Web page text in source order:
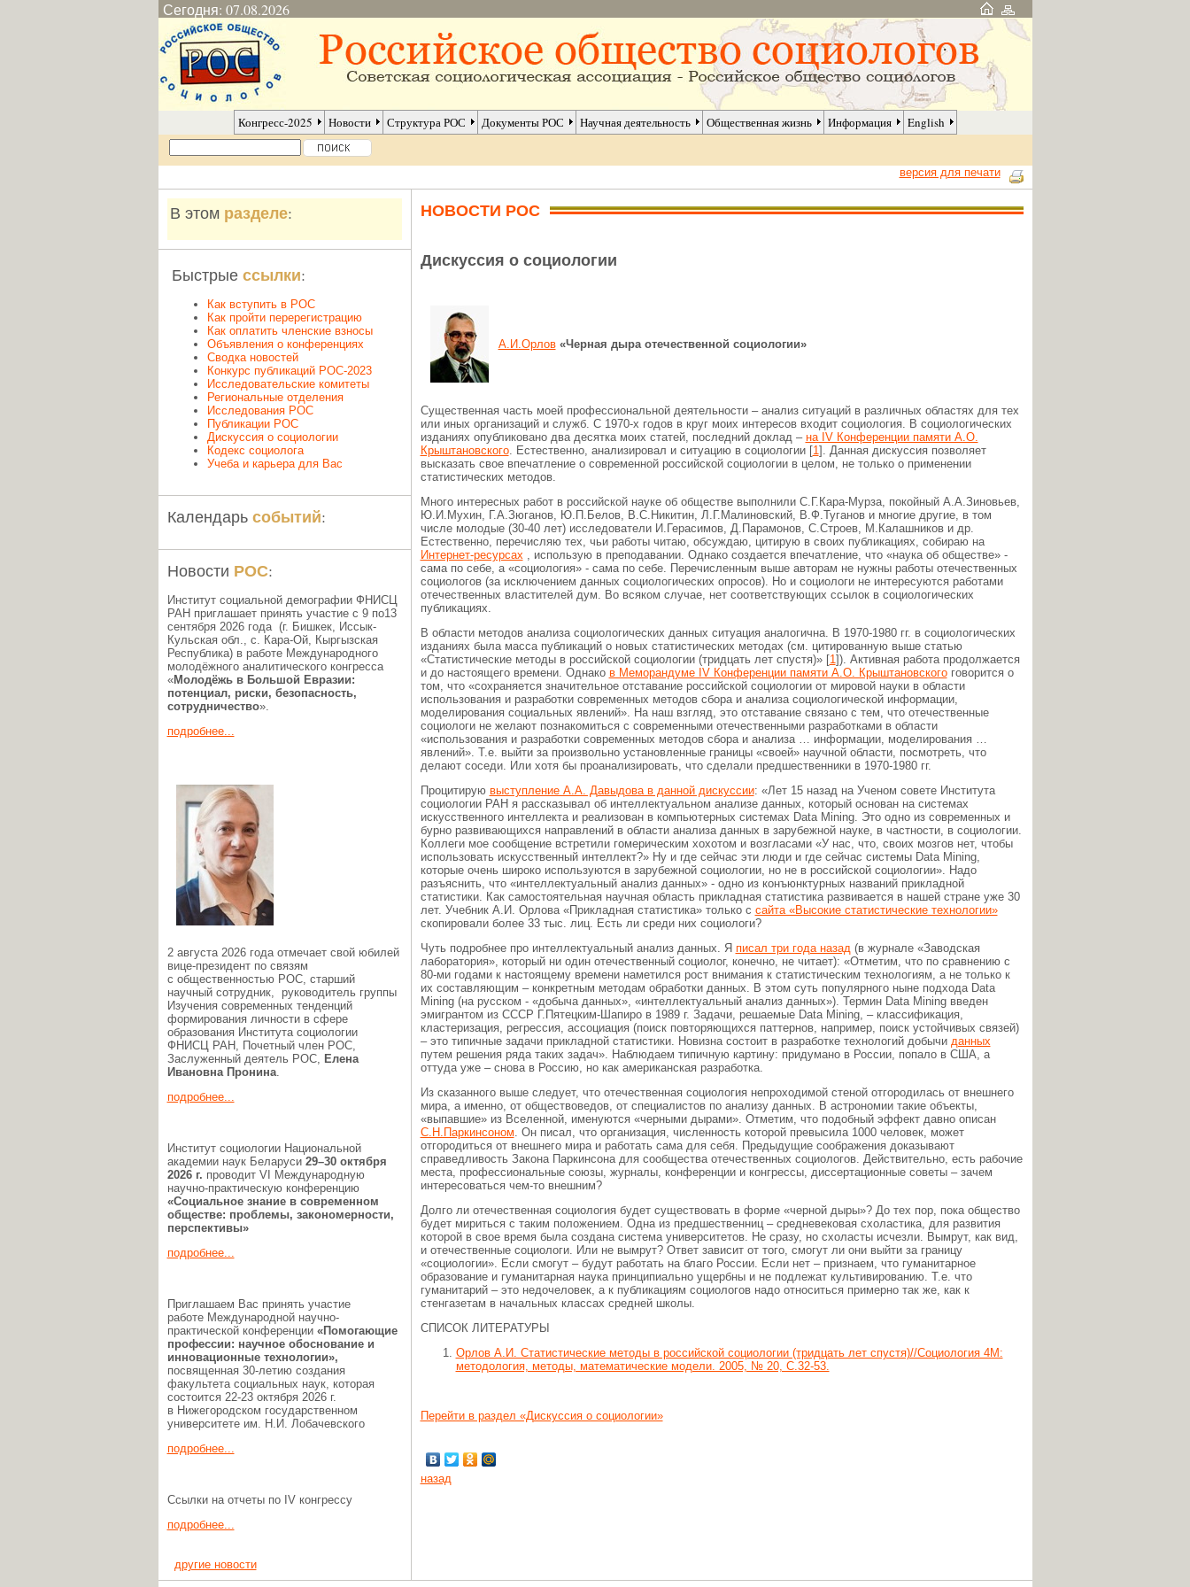
Сегодня: 07.08.2026
Конгресс-2025 Новости Структура РОС Документы РОС Научная деятельность Общественная жизнь Информация English
версия для печати
В этом разделе:
Быстрые ссылки:
Как вступить в РОС
Как пройти перерегистрацию
Как оплатить членские взносы
Объявления о конференциях
Сводка новостей
Конкурс публикаций РОС-2023
Исследовательские комитеты
Региональные отделения
Исследования РОС
Публикации РОС
Дискуссия о социологии
Кодекс социолога
Учеба и карьера для Вас
Календарь событий:
Новости РОС:
Институт социальной демографии ФНИСЦ
РАН приглашает принять участие с 9 по13
сентября 2026 года (г. Бишкек, Иссык-
Кульская обл., c. Кара-Ой, Кыргызская
Республика) в работе Международного
молодёжного аналитического конгресса
«Молодёжь в Большой Евразии:
потенциал, риски, безопасность,
сотрудничество».
подробнее...
2 августа 2026 года отмечает свой юбилей
вице-президент по связям
с общественностью РОС, старший
научный сотрудник, руководитель группы
Изучения современных тенденций
формирования личности в сфере
образования Института социологии
ФНИСЦ РАН, Почетный член РОС,
Заслуженный деятель РОС, Елена
Ивановна Пронина.
подробнее...
Институт социологии Национальной
академии наук Беларуси 29–30 октября
2026 г. проводит VI Международную
научно-практическую конференцию
«Социальное знание в современном
обществе: проблемы, закономерности,
перспективы»
подробнее...
Приглашаем Вас принять участие
работе Международной научно-
практической конференции «Помогающие
профессии: научное обоснование и
инновационные технологии»,
посвященная 30-летию создания
факультета социальных наук, которая
состоится 22-23 октября 2026 г.
в Нижегородском государственном
университете им. Н.И. Лобачевского
подробнее...
Ссылки на отчеты по IV конгрессу
подробнее...
другие новости
НОВОСТИ РОС
Дискуссия о социологии
А.И.Орлов «Черная дыра отечественной социологии»
Существенная часть моей профессиональной деятельности – анализ ситуаций в различных областях для тех
или иных организаций и служб. С 1970-х годов в круг моих интересов входит социология. В социологических
изданиях опубликовано два десятка моих статей, последний доклад – на IV Конференции памяти А.О.
Крыштановского. Естественно, анализировал и ситуацию в социологии [1]. Данная дискуссия позволяет
высказать свое впечатление о современной российской социологии в целом, не только о применении
статистических методов.
Много интересных работ в российской науке об обществе выполнили С.Г.Кара-Мурза, покойный А.А.Зиновьев,
Ю.И.Мухин, Г.А.Зюганов, Ю.П.Белов, В.С.Никитин, Л.Г.Малиновский, В.Ф.Туганов и многие другие, в том
числе молодые (30-40 лет) исследователи И.Герасимов, Д.Парамонов, С.Строев, М.Калашников и др.
Естественно, перечисляю тех, чьи работы читаю, обсуждаю, цитирую в своих публикациях, собираю на
Интернет-ресурсах, использую в преподавании. Однако создается впечатление, что «наука об обществе» -
сама по себе, а «социология» - сама по себе. Перечисленным выше авторам не нужны работы отечественных
социологов (за исключением данных социологических опросов). Но и социологи не интересуются работами
отечественных властителей дум. Во всяком случае, нет соответствующих ссылок в социологических
публикациях.
В области методов анализа социологических данных ситуация аналогична. В 1970-1980 гг. в социологических
изданиях была масса публикаций о новых статистических методах (см. цитированную выше статью
«Статистические методы в российской социологии (тридцать лет спустя)» [1]). Активная работа продолжается
и до настоящего времени. Однако в Меморандуме IV Конференции памяти А.О. Крыштановскогоговорится о
том, что «сохраняется значительное отставание российской социологии от мировой науки в области
использования и разработки современных методов сбора и анализа социологической информации,
моделирования социальных явлений». На наш взгляд, это отставание связано с тем, что отечественные
социологи не желают познакомиться с современными отечественными разработками в области
«использования и разработки современных методов сбора и анализа … информации, моделирования …
явлений». Т.е. выйти за произвольно установленные границы «своей» научной области, посмотреть, что
делают соседи. Или хотя бы проанализировать, что сделали предшественники в 1970-1980 гг.
Процитирую выступление А.А. Давыдова в данной дискуссии: «Лет 15 назад на Ученом совете Института
социологии РАН я рассказывал об интеллектуальном анализе данных, который основан на системах
искусственного интеллекта и реализован в компьютерных системах Data Mining. Это одно из современных и
бурно развивающихся направлений в области анализа данных в зарубежной науке, в частности, в социологии.
Коллеги мое сообщение встретили гомерическим хохотом и возгласами «У нас, что, своих мозгов нет, чтобы
использовать искусственный интеллект?» Ну и где сейчас эти люди и где сейчас системы Data Mining,
которые очень широко используются в зарубежной социологии, но не в российской социологии». Надо
разъяснить, что «интеллектуальный анализ данных» - одно из конъюнктурных названий прикладной
статистики. Как самостоятельная научная область прикладная статистика развивается в нашей стране уже 30
лет. Учебник А.И. Орлова «Прикладная статистика» только с сайта «Высокие статистические технологии»
скопировали более 33 тыс. лиц. Есть ли среди них социологи?
Чуть подробнее про интеллектуальный анализ данных. Я писал три года назад(в журнале «Заводская
лаборатория», который ни один отечественный социолог, конечно, не читает): «Отметим, что по сравнению с
80-ми годами к настоящему времени наметился рост внимания к статистическим технологиям, а не только к
их составляющим – конкретным методам обработки данных. В этом суть популярного ныне подхода Data
Mining (на русском - «добыча данных», «интеллектуальный анализ данных»). Термин Data Mining введен
эмигрантом из СССР Г.Пятецким-Шапиро в 1989 г. Задачи, решаемые Data Mining, – классификация,
кластеризация, регрессия, ассоциация (поиск повторяющихся паттернов, например, поиск устойчивых связей)
– это типичные задачи прикладной статистики. Новизна состоит в разработке технологий добычи данных
путем решения ряда таких задач». Наблюдаем типичную картину: придумано в России, попало в США, а
оттуда уже – снова в Россию, но как американская разработка.
Из сказанного выше следует, что отечественная социология непроходимой стеной отгородилась от внешнего
мира, а именно, от обществоведов, от специалистов по анализу данных. В астрономии такие объекты,
«выпавшие» из Вселенной, именуются «черными дырами». Отметим, что подобный эффект давно описан
С.Н.Паркинсоном. Он писал, что организация, численность которой превысила 1000 человек, может
отгородиться от внешнего мира и работать сама для себя. Предыдущие соображения доказывают
справедливость Закона Паркинсона для сообщества отечественных социологов. Действительно, есть рабочие
места, профессиональные союзы, журналы, конференции и конгрессы, диссертационные советы – зачем
интересоваться чем-то внешним?
Долго ли отечественная социология будет существовать в форме «черной дыры»? До тех пор, пока общество
будет мириться с таким положением. Одна из предшественниц – средневековая схоластика, для развития
которой в свое время была создана система университетов. Не сразу, но схоласты исчезли. Вымрут, как вид,
и отечественные социологи. Или не вымрут? Ответ зависит от того, смогут ли они выйти за границу
«социологии». Если смогут – будут работать на благо России. Если нет – признаем, что гуманитарное
образование и гуманитарная наука принципиально ущербны и не подлежат культивированию. Т.е. что
гуманитарий – это недочеловек, а к публикациям социологов надо относиться примерно так же, как к
стенгазетам в начальных классах средней школы.
СПИСОК ЛИТЕРАТУРЫ
Орлов А.И. Статистические методы в российской социологии (тридцать лет спустя)//Социология 4М:
методология, методы, математические модели. 2005, № 20, С.32-53.
Перейти в раздел «Дискуссия о социологии»
назад